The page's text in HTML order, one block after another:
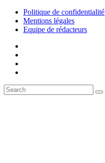
Politique de confidentialité
Mentions légales
Equipe de rédacteurs